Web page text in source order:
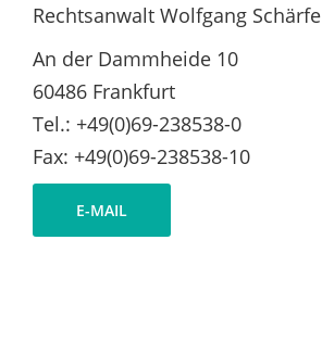
Rechtsanwalt Wolfgang Schärfe
An der Dammheide 10
60486 Frankfurt
Tel.: +49(0)69-238538-0
Fax: +49(0)69-238538-10
E-MAIL